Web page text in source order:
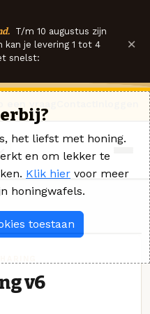
T/m 10 augustus zijn
kan je levering 1 tot 4
snelst:
×
v6
het liefst met honing.
en om lekker te
Klik hier voor meer
honingwafels.
toestaan